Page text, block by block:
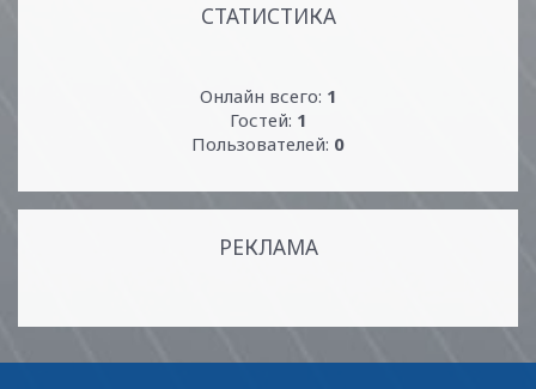
СТАТИСТИКА
Онлайн всего: 1
Гостей: 1
Пользователей: 0
РЕКЛАМА